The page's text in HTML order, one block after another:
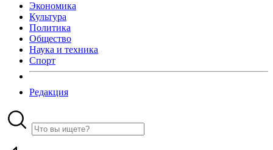
Экономика
Культура
Политика
Общество
Наука и техника
Спорт
Редакция